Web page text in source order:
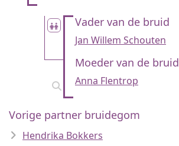
Vader van de bruid
Jan Willem Schouten
Moeder van de bruid
Anna Flentrop
Vorige partner bruidegom
Hendrika Bokkers